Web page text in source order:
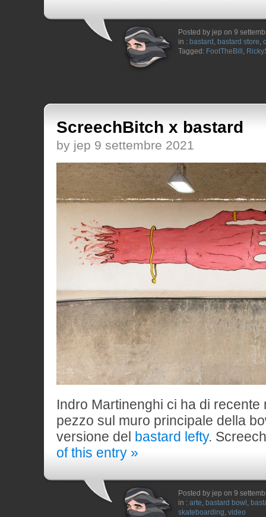
Posted by jep on 9
in : bastard , bastard store,
Tagged: FootTheBill ,
ScreechBitch x bastard
by jep 9 settembre 2021
Indro Martinenghi ci ha di
pezzo sul muro principale della
versione del bastard lefty.
of this entry »
Posted by jep on 9
in : arte, bastard bowl ,
skateboarding, video